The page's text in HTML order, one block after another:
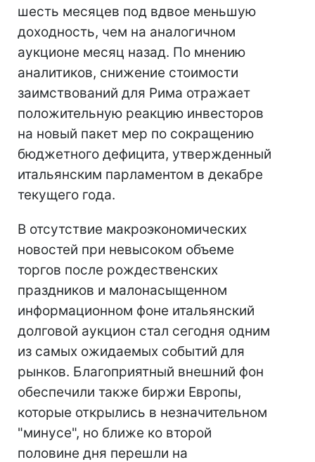
шесть месяцев под вдвое меньшую
доходность, чем на аналогичном
аукционе месяц назад. По мнению
аналитиков, снижение стоимости
заимствований для Рима отражает
положительную реакцию инвесторов
на новый пакет мер по сокращению
бюджетного дефицита, утвержденный
итальянским парламентом в декабре
текущего года.
В отсутствие макроэкономических
новостей при невысоком объеме
торгов после рождественских
праздников и малонасыщенном
информационном фоне итальянский
долговой аукцион стал сегодня одним
из самых ожидаемых событий для
рынков. Благоприятный внешний фон
обеспечили также биржи Европы,
которые открылись в незначительном
"минусе", но ближе ко второй
половине дня перешли на